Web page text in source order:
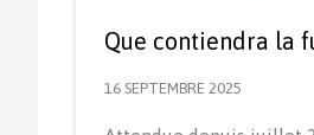
Que contiendra la
16 SEPTEMBRE 2025